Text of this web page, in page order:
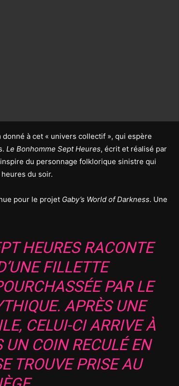
donné à cet « univers collectif », qui espère
Le Bonhomme Sept Heures, écrit et réalisé par
du personnage folklorique sinistre qui
du soir.
pour le projet Gaby’s World of Darkness. Une
HEURESRACONTE
FILLETTE
PAR LE
APRÈS UNE
CELUI-CI ARRIVE À
UN COIN RECULÉ EN
TROUVE PRISE AU